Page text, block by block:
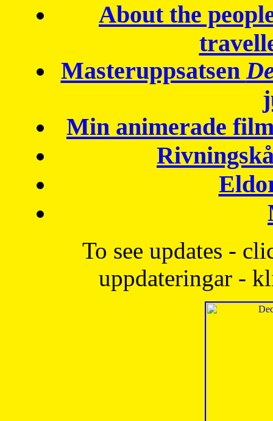
About the
Masteruppsatsen
Min animerade
To see updates -
uppdateringar -